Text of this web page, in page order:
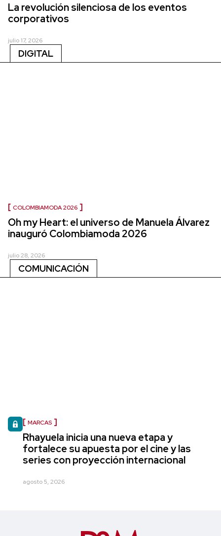
La revolución silenciosa de los eventos
corporativos
julio 17, 2026
DIGITAL
COLOMBIAMODA 2026
Oh my Heart: el universo de Manuela Álvarez
inauguró Colombiamoda 2026
julio 28, 2026
COMUNICACIÓN
MARCAS
Rhayuela inicia una nueva etapa y
fortalece su apuesta por el cine y las
series con proyección internacional
agosto 5, 2026